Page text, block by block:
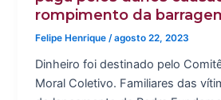
rompimento da
Felipe Henrique/agosto 22, 2023
Dinheiro foi destinado pelo
Moral Coletivo. Familiares das